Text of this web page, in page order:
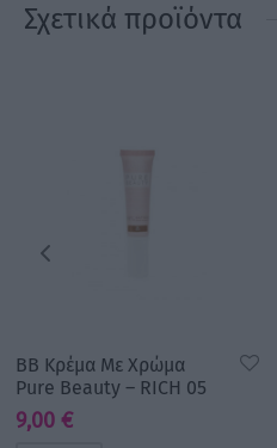
Σχετικά προϊόντα
BB Κρέμα Με Χρώμα
Pure Beauty – RICH 05
9,00 €